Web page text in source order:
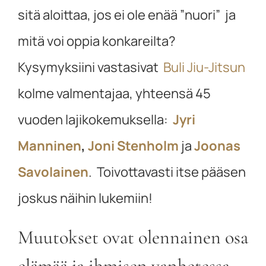
sitä aloittaa, jos ei ole enää ”nuori” ja
mitä voi oppia konkareilta?
Kysymyksiini vastasivat Buli Jiu-Jitsun
kolme valmentajaa, yhteensä 45
vuoden lajikokemuksella: Jyri
Manninen, Joni Stenholm jaJoonas
Savolainen. Toivottavasti itse pääsen
joskus näihin lukemiin!
Muutokset ovat olennainen osa